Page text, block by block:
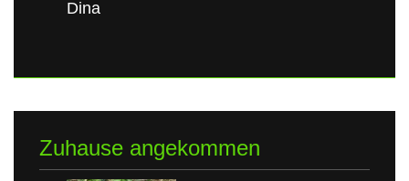
Dina
Zuhause angekommen